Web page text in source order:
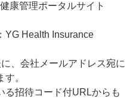
康管理ポータルサイト
YG Health Insurance
、会社メールアドレス宛に
。
招待コード付URLからも